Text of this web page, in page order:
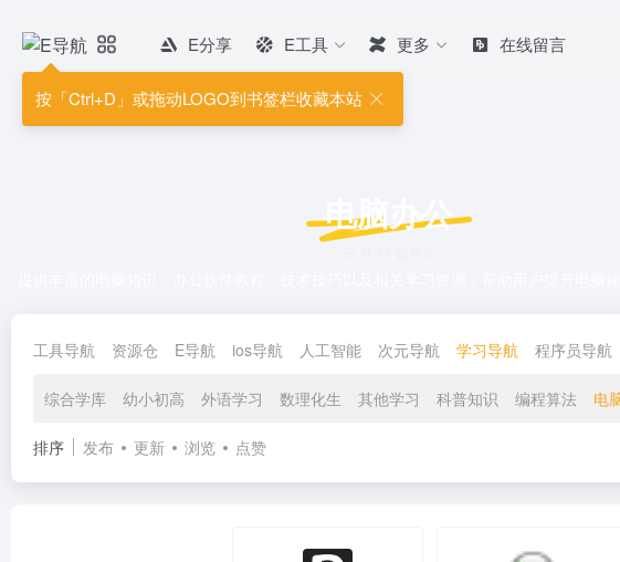
按「Ctrl+D」或拖动LOGO到书签栏收藏本站
E分享 E工具 更多 在线留言
电脑办公
工具导航 资源仓 E导航 ios导航 人工智能 次元导航 学习导航 程序员导航
综合学库 幼小初高 外语学习 数理化生 其他学习 科普知识 编程算法 电
排序 发布 更新 浏览 点赞